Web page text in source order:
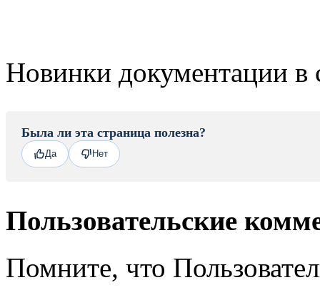
Новинки документации в
Была ли эта страница полезна?
Да Нет
Пользовательские
Помните, что